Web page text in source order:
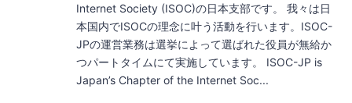
Internet Society (ISOC)の日本支部です。 我々は日
本国内でISOCの理念に叶う活動を行います。ISOC-
JPの運営業務は選挙によって選ばれた役員が無給か
つパートタイムにて実施しています。 ISOC-JP is
Japan’s Chapter of the Internet Soc...